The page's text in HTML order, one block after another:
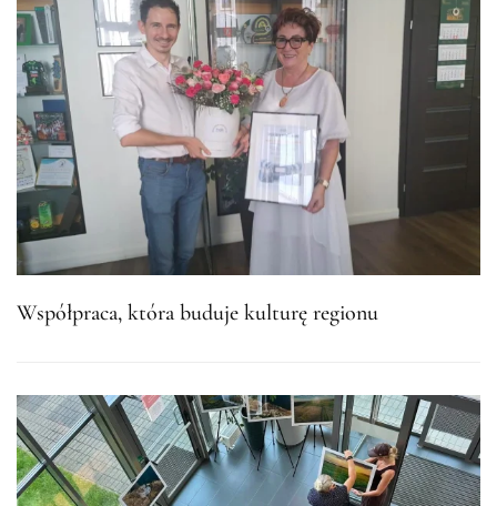
Współpraca, która buduje kulturę regionu